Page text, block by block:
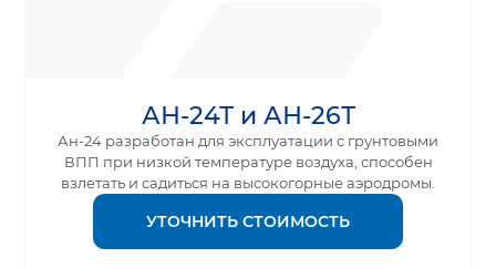
АН-24Т и АН-26Т
Ан-24 разработан для эксплуатации с грунтовыми
ВПП при низкой температуре воздуха, способен
взлетать и садиться на высокогорные аэродромы.
УТОЧНИТЬ СТОИМОСТЬ